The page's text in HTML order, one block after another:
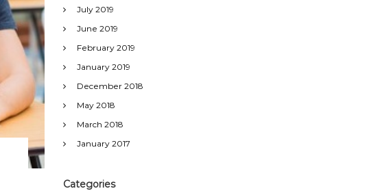
July 2019
June 2019
February 2019
January 2019
December 2018
May 2018
March 2018
January 2017
Categories